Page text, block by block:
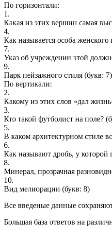
По горизонтали:
1.
Какая из этих вершин самая
4.
Как называется особа
7.
Указ об учреждении этой
9.
Парк пейзажного стиля (букв: 7)
По вертикали:
2.
Какому из этих слов «дал
3.
Кто такой футболист на поле?
5.
В каком архитектурном стиле
6.
Как называют дробь, у которой
8.
Минерал, прозрачная
10.
Вид мелиорации (букв: 8)
Все введеные данные
Большая база ответов на